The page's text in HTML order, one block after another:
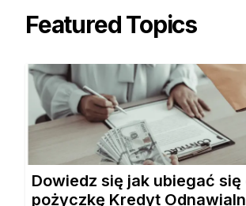
Featured Topics
Dowiedz się jak ubiegać się
pożyczkę Kredyt